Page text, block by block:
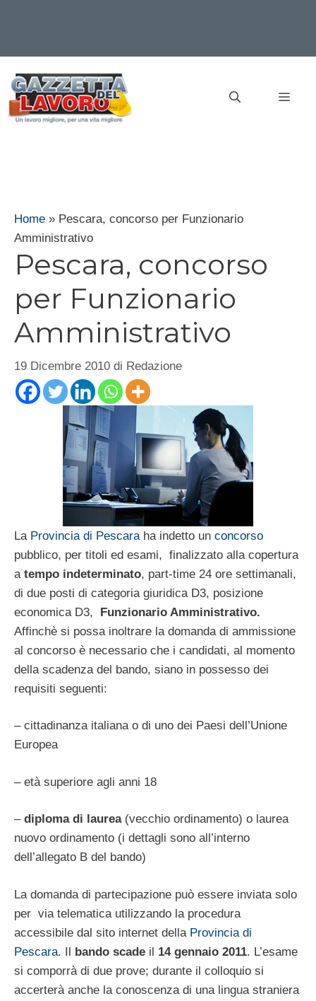
contenuto
Home » Pescara, concorso per Funzionario
Amministrativo
Pescara, concorso
per Funzionario
Amministrativo
19 Dicembre 2010 di Redazione
La Provincia di Pescaraha indetto un concorso
pubblico, per titoli ed esami, finalizzato alla copertura
a tempo indeterminato, part-time 24 ore settimanali,
di due posti di categoria giuridica D3, posizione
economica D3, Funzionario Amministrativo.
Affinchè si possa inoltrare la domanda di ammissione
al concorso è necessario che i candidati, al momento
della scadenza del bando, siano in possesso dei
requisiti seguenti:
– cittadinanza italiana o di uno dei Paesi dell’Unione
Europea
– età superiore agli anni 18
– diploma di laurea(vecchio ordinamento) o laurea
nuovo ordinamento (i dettagli sono all’interno
dell’allegato B del bando)
La domanda di partecipazione può essere inviata solo
per via telematica utilizzando la procedura
accessibile dal sito internet della Provincia di
Pescara. Il bando scade il 14 gennaio 2011. L’esame
si comporrà di due prove; durante il colloquio si
accerterà anche la conoscenza di una lingua straniera